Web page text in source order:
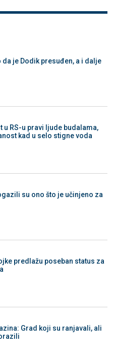
da je Dodik presuđen, a i dalje
u RS-u pravi ljude budalama,
kad u selo stigne voda
su ono što je učinjeno za
predlažu poseban status za
Grad koji su ranjavali, ali